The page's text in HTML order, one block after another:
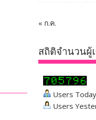
« ก.ค.
สถิติจำนวนผู้
Users
Users